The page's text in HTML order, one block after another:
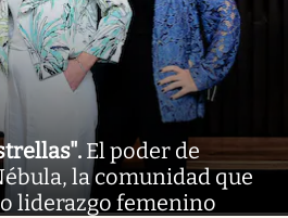
. El poder de
la comunidad que
liderazgo femenino